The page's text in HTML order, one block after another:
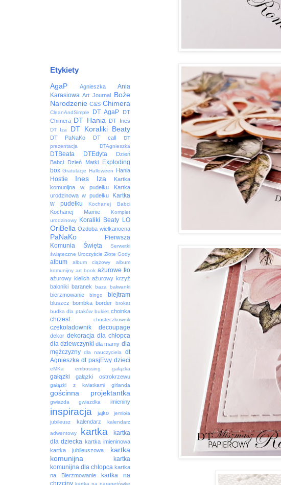
Etykiety
AgaP Agnieszka
Ania
Karasiowa Art Journal
Boże
Narodzenie C&S Chimera
CleanAndSimple DT AgaP
DT
Chimera DT Hania DT Ines
DT Iza DT Koraliki Beaty
DT PaNaKo DT call
DT
prezentacja
DTAgnieszka
DTBeata DTEdyta
Dzień
Babci
Dzień Matki
Exploding
box Gratulacje Halloween Hania
Hostie Ines Iza
Kartka
komunijna w pudełku
Kartka
urodzinowa w pudełku
Kartka
w pudełku
Kochanej Babci
Kochanej Mamie
Komplet
urodzinowy
Koraliki Beaty LO
OriBella Ozdoba wielkanocna
PaNaKo
Pierwsza
Komunia Święta
Serwetki
świąteczne Uroczyście Złote Gody
album album ciążowy
album
komunijny art book ażurowe tło
ażurowy kielich ażurowy krzyż
baloniki
baranek baza bałwanki
bierzmowanie bingo blejtram
bluszcz bombka border
brokat
budka dla ptaków bukiet choinka
chrzest chusteczkownik
czekoladownik decoupage
dekor dekoracja dla chłopca
dla dziewczynki dla mamy dla
mężczyzny dla nauczyciela
dt
Agnieszka dt pasjEwy dzieci
eMKa embossing gałązka
gałązki gałązki ostrokrzewu
gałązki z kwiatkami girlanda
gościnna projektantka
gwiazda gwiazdka imieniny
inspiracja jajko
jemioła
jubileusz
kalendarz
kalendarz
adwentowy
kartka
kartka
dla dziecka kartka imieninowa
kartka jubileuszowa
kartka
komunijna
kartka
komunijna dla chłopca kartka
na Bierzmowanie
kartka na
kartka na parapetówkę